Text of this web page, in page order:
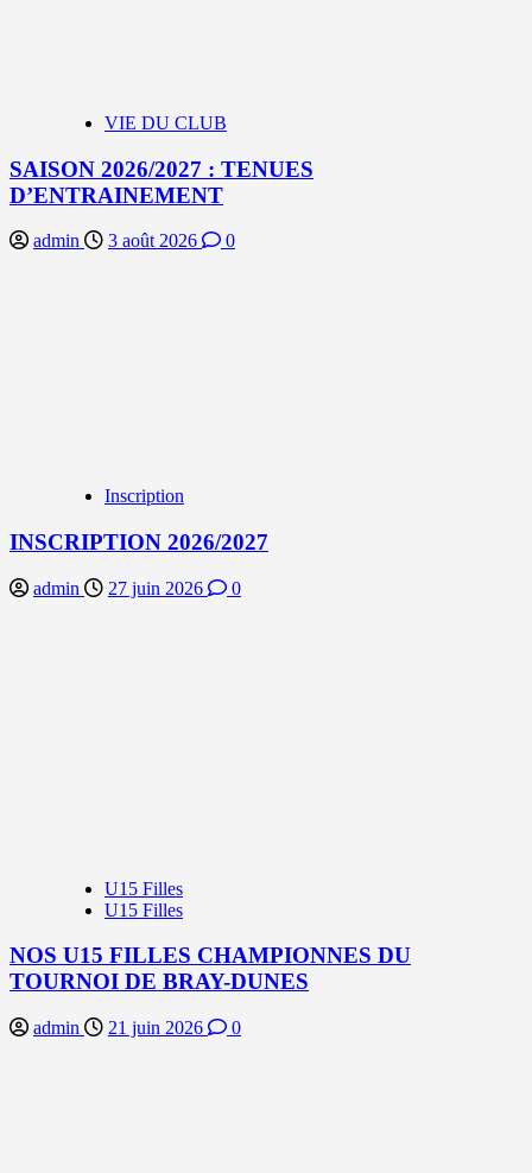
VIE DU CLUB
SAISON 2026/2027 : TENUES
D’ENTRAINEMENT
admin 3 août 2026 0
Inscription
INSCRIPTION 2026/2027
admin 27 juin 2026 0
U15 Filles
U15 Filles
NOS U15 FILLES CHAMPIONNES DU
TOURNOI DE BRAY-DUNES
admin 21 juin 2026 0